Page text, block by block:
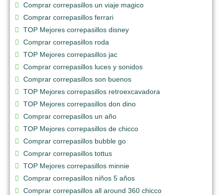
Comprar correpasillos un viaje magico
Comprar correpasillos ferrari
TOP Mejores correpasillos disney
Comprar correpasillos roda
TOP Mejores correpasillos jac
Comprar correpasillos luces y sonidos
Comprar correpasillos son buenos
TOP Mejores correpasillos retroexcavadora
TOP Mejores correpasillos don dino
Comprar correpasillos un año
TOP Mejores correpasillos de chicco
Comprar correpasillos bubble go
Comprar correpasillos tottus
TOP Mejores correpasillos minnie
Comprar correpasillos niños 5 años
Comprar correpasillos all around 360 chicco